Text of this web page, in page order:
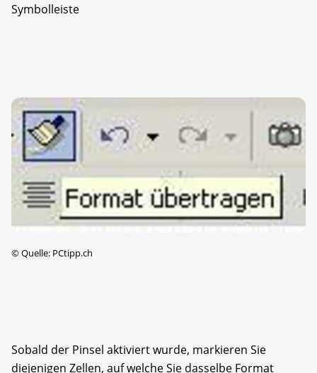
Symbolleiste
©Quelle: PCtipp.ch
Sobald der Pinsel aktiviert wurde, markieren Sie
diejenigen Zellen, auf welche Sie dasselbe Format